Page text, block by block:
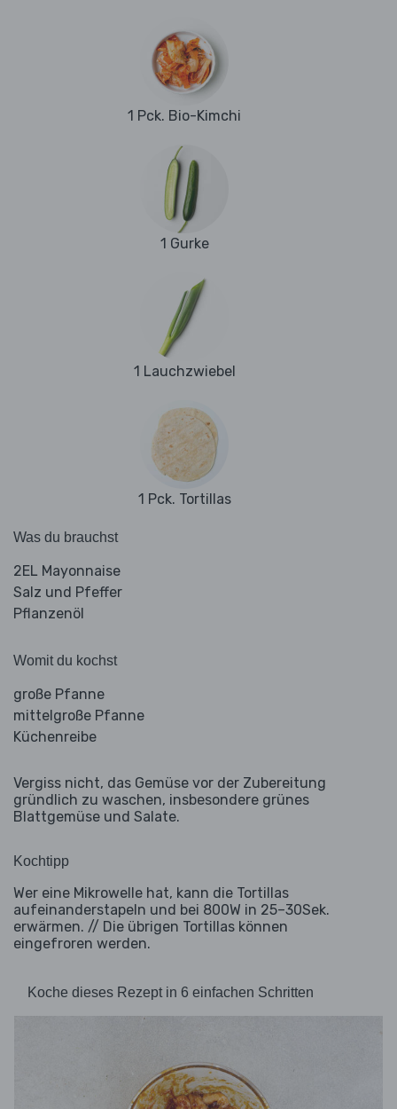
1 Pck. Bio-Kimchi
1 Gurke
1 Lauchzwiebel
1 Pck. Tortillas
Was du brauchst
2EL Mayonnaise
Salz und Pfeffer
Pflanzenöl
Womit du kochst
große Pfanne
mittelgroße Pfanne
Küchenreibe
Vergiss nicht, das Gemüse vor der Zubereitung
gründlich zu waschen, insbesondere grünes
Blattgemüse und Salate.
Kochtipp
Wer eine Mikrowelle hat, kann die Tortillas
aufeinanderstapeln und bei 800W in 25–30Sek.
erwärmen. // Die übrigen Tortillas können
eingefroren werden.
Koche dieses Rezept in 6 einfachen Schritten